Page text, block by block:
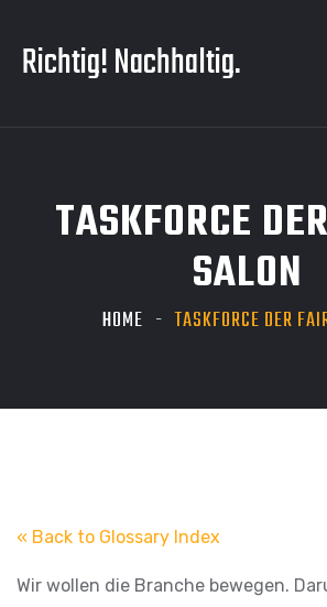
Richtig! Nachhaltig.
TASKFORCE
SALON
HOME TASKFORCE DER
« Back to Glossary Index
Wir wollen die Branche bewegen.